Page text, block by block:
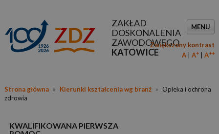
ZAKŁAD
DOSKONALENIA
ZAWODOWEGO
KATOWICE
MENU
Zwiększony kontrast
A
A+ A++
Strona główna » Kierunki kształcenia wg branż »
Opieka i ochrona
zdrowia
KWALIFIKOWANA PIERWSZA